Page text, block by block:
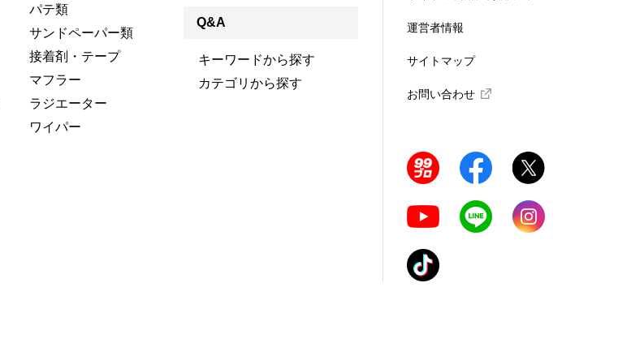
パテ類
サンドペーパー類
接着剤・テープ
マフラー
ラジエーター
ワイパー
Q&A
キーワードから探す
カテゴリから探す
運営者情報
サイトマップ
お問い合わせ